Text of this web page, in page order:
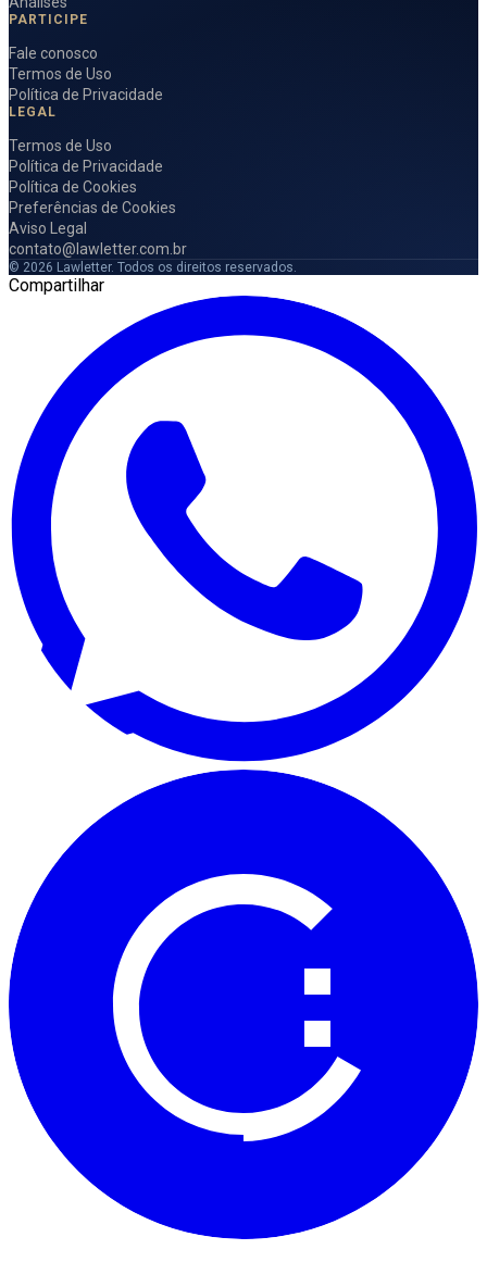
PARTICIPE
Fale conosco
Termos de Uso
Política de Privacidade
LEGAL
Termos de Uso
Política de Privacidade
Política de Cookies
Preferências de Cookies
Aviso Legal
contato@lawletter.com.br
© 2026 Lawletter. Todos os direitos reservados.
Compartilhar